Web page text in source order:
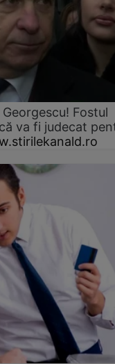
Fostul
va fi judecat